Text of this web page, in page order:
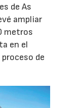
de As
ampliar
metros
en el
de